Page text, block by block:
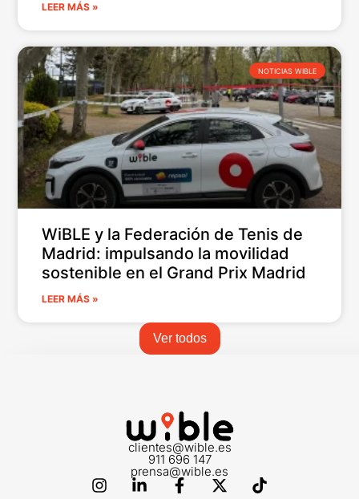
LEER MÁS »
NOTICIAS WIBLE
WiBLE y la Federación de Tenis de
Madrid: impulsando la movilidad
sostenible en el Grand Prix Madrid
LEER MÁS »
Ver todos
clientes@wible.es
911 696 147
prensa@wible.es